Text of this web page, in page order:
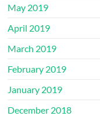
May 2019
April 2019
March 2019
February 2019
January 2019
December 2018